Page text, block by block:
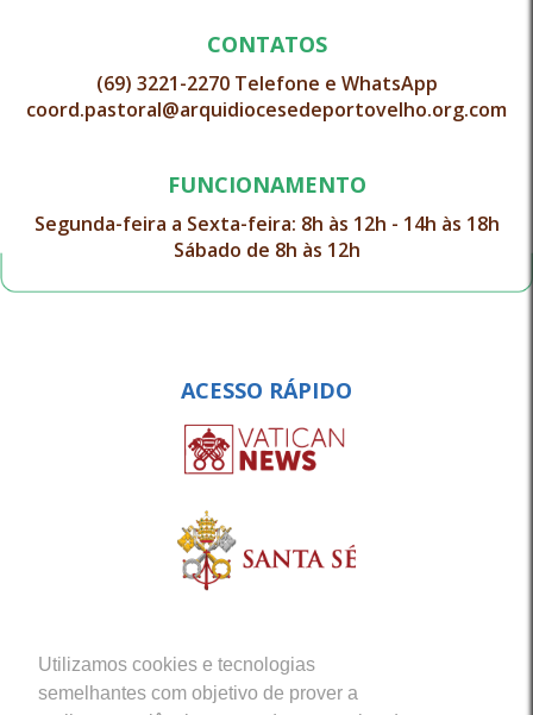
Utilizamos cookies e tecnologias
semelhantes com objetivo de prover a
CONTATOS
(69) 3221-2270 Telefone e WhatsApp
coord.pastoral@arquidiocesedeportovelho.org.com
FUNCIONAMENTO
Segunda-feira a Sexta-feira: 8h às 12h - 14h às 18h
Sábado de 8h às 12h
ACESSO RÁPIDO